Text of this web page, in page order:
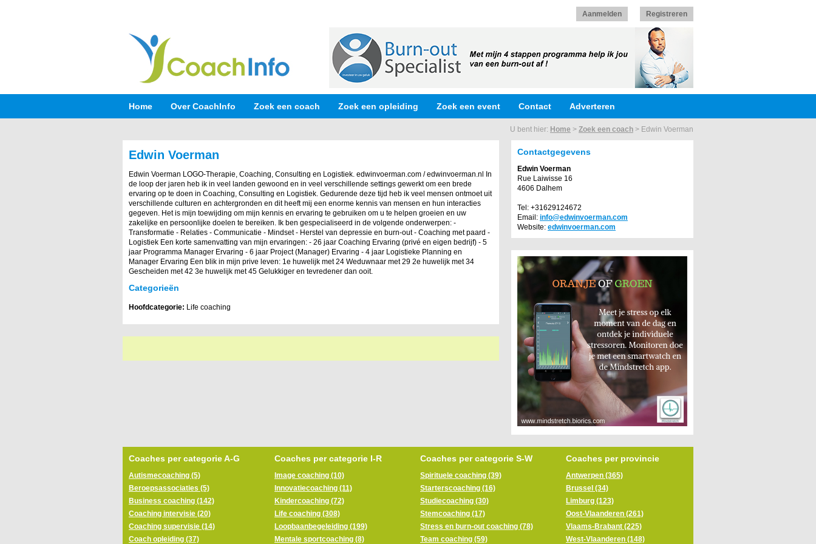
Aanmelden Registreren
Home Over CoachInfo Zoek een coach Zoek een opleiding Zoek een event Contact Adverteren
U bent hier: Home > Zoek een coach > Edwin Voerman
Edwin Voerman
Edwin Voerman LOGO-Therapie, Coaching, Consulting en Logistiek. edwinvoerman.com / edwinvoerman.nl In
de loop der jaren heb ik in veel landen gewoond en in veel verschillende settings gewerkt om een brede
ervaring op te doen in Coaching, Consulting en Logistiek. Gedurende deze tijd heb ik veel mensen ontmoet uit
verschillende culturen en achtergronden en dit heeft mij een enorme kennis van mensen en hun interacties
gegeven. Het is mijn toewijding om mijn kennis en ervaring te gebruiken om u te helpen groeien en uw
zakelijke en persoonlijke doelen te bereiken. Ik ben gespecialiseerd in de volgende onderwerpen: -
Transformatie - Relaties - Communicatie - Mindset - Herstel van depressie en burn-out - Coaching met paard -
Logistiek Een korte samenvatting van mijn ervaringen: - 26 jaar Coaching Ervaring (privé en eigen bedrijf) - 5
jaar Programma Manager Ervaring - 6 jaar Project (Manager) Ervaring - 4 jaar Logistieke Planning en
Manager Ervaring Een blik in mijn prive leven: 1e huwelijk met 24 Weduwnaar met 29 2e huwelijk met 34
Gescheiden met 42 3e huwelijk met 45 Gelukkiger en tevredener dan ooit.
Categorieën
Hoofdcategorie: Life coaching
Contactgegevens
Edwin Voerman
Rue Laiwisse 16
4606 Dalhem
Tel: +31629124672
Email: info@edwinvoerman.com
Website: edwinvoerman.com
Coaches per categorie A-G
Autismecoaching (5)
Beroepsassociaties (5)
Business coaching (142)
Coaching intervisie (20)
Coaching supervisie (14)
Coach opleiding (37)
Coaches per categorie I-R
Image coaching (10)
Innovatiecoaching (11)
Kindercoaching (72)
Life coaching (308)
Loopbaanbegeleiding (199)
Mentale sportcoaching (8)
Coaches per categorie S-W
Spirituele coaching (39)
Starterscoaching (16)
Studiecoaching (30)
Stemcoaching (17)
Stress en burn-out coaching (78)
Team coaching (59)
Coaches per provincie
Antwerpen (365)
Brussel (34)
Limburg (123)
Oost-Vlaanderen (261)
Vlaams-Brabant (225)
West-Vlaanderen (148)